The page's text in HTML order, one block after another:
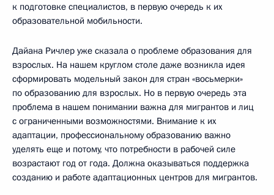
к подготовке специалистов, в первую очередь к их
образовательной мобильности.
Дайана Ричлер уже сказала о проблеме образования для
взрослых. На нашем круглом столе даже возникла идея
сформировать модельный закон для стран «восьмерки»
по образованию для взрослых. Но в первую очередь эта
проблема в нашем понимании важна для мигрантов и лиц
с ограниченными возможностями. Внимание к их
адаптации, профессиональному образованию важно
уделять еще и потому, что потребности в рабочей силе
возрастают год от года. Должна оказываться поддержка
созданию и работе адаптационных центров для мигрантов.